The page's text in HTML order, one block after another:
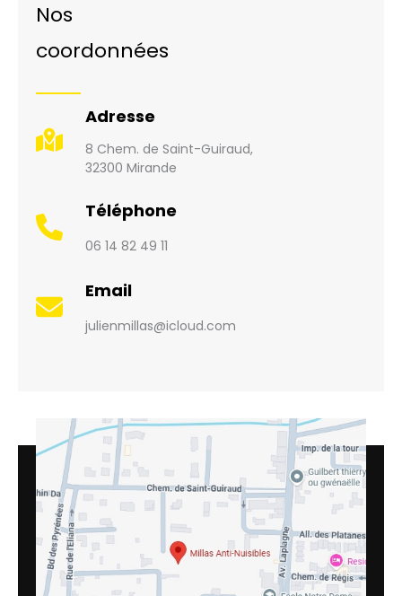
Nos
coordonnées
Adresse
8 Chem. de Saint-Guiraud,
32300 Mirande
Téléphone
06 14 82 49 11
Email
julienmillas@icloud.com